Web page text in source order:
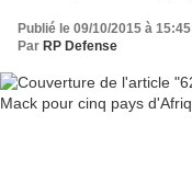
Publié le 09/10/2015 à 15:45
Par RP Defense